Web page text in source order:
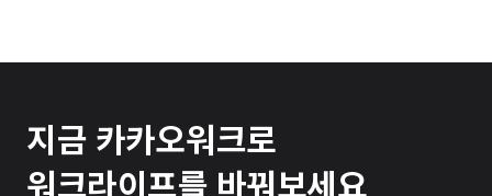
지금 카카오워크로
워크라이프를 바꿔보세요